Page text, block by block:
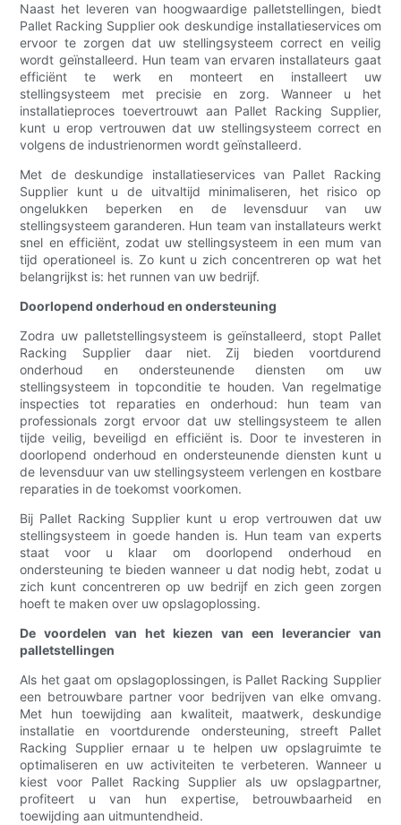
Naast het leveren van hoogwaardige palletstellingen, biedt
Pallet Racking Supplier ook deskundige installatieservices om
ervoor te zorgen dat uw stellingsysteem correct en veilig
wordt geïnstalleerd. Hun team van ervaren installateurs gaat
efficiënt te werk en monteert en installeert uw
stellingsysteem met precisie en zorg. Wanneer u het
installatieproces toevertrouwt aan Pallet Racking Supplier,
kunt u erop vertrouwen dat uw stellingsysteem correct en
volgens de industrienormen wordt geïnstalleerd.
Met de deskundige installatieservices van Pallet Racking
Supplier kunt u de uitvaltijd minimaliseren, het risico op
ongelukken beperken en de levensduur van uw
stellingsysteem garanderen. Hun team van installateurs werkt
snel en efficiënt, zodat uw stellingsysteem in een mum van
tijd operationeel is. Zo kunt u zich concentreren op wat het
belangrijkst is: het runnen van uw bedrijf.
Doorlopend onderhoud en ondersteuning
Zodra uw palletstellingsysteem is geïnstalleerd, stopt Pallet
Racking Supplier daar niet. Zij bieden voortdurend
onderhoud en ondersteunende diensten om uw
stellingsysteem in topconditie te houden. Van regelmatige
inspecties tot reparaties en onderhoud: hun team van
professionals zorgt ervoor dat uw stellingsysteem te allen
tijde veilig, beveiligd en efficiënt is. Door te investeren in
doorlopend onderhoud en ondersteunende diensten kunt u
de levensduur van uw stellingsysteem verlengen en kostbare
reparaties in de toekomst voorkomen.
Bij Pallet Racking Supplier kunt u erop vertrouwen dat uw
stellingsysteem in goede handen is. Hun team van experts
staat voor u klaar om doorlopend onderhoud en
ondersteuning te bieden wanneer u dat nodig hebt, zodat u
zich kunt concentreren op uw bedrijf en zich geen zorgen
hoeft te maken over uw opslagoplossing.
De voordelen van het kiezen van een leverancier van
palletstellingen
Als het gaat om opslagoplossingen, is Pallet Racking Supplier
een betrouwbare partner voor bedrijven van elke omvang.
Met hun toewijding aan kwaliteit, maatwerk, deskundige
installatie en voortdurende ondersteuning, streeft Pallet
Racking Supplier ernaar u te helpen uw opslagruimte te
optimaliseren en uw activiteiten te verbeteren. Wanneer u
kiest voor Pallet Racking Supplier als uw opslagpartner,
profiteert u van hun expertise, betrouwbaarheid en
toewijding aan uitmuntendheid.